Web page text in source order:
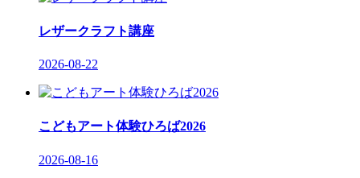
レザークラフト講座
2026-08-22
こどもアート体験ひろば2026
2026-08-16